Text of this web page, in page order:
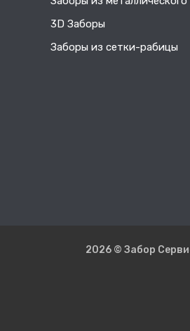
3D Заборы
Заборы из сетки-рабицы
2026 © Забор